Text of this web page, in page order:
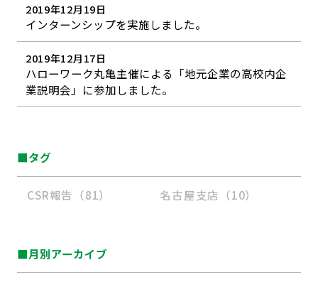
2019年12月19日
インターンシップを実施しました。
2019年12月17日
ハローワーク丸亀主催による「地元企業の高校内企
業説明会」に参加しました。
■タグ
CSR報告（81） 名古屋支店（10）
■月別アーカイブ